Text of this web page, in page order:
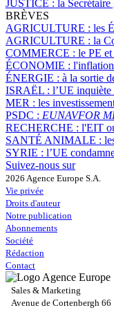
JUSTICE : la
BRÈVES
AGRICULTURE : les
AGRICULTURE : la
COMMERCE : le PE
ÉCONOMIE : l'inflation
ÉNERGIE : à la sortie
ISRAËL : l’UE inquiète
MER : les
PSDC : EUNAVFOR
RECHERCHE : l'EIT
SANTÉ ANIMALE :
SYRIE : l’UE
Suivez-nous sur
2026 Agence Europe S.A.
Vie privée
Droits d'auteur
Notre publication
Abonnements
Société
Rédaction
Contact
Sales & Marketing
Avenue de Cortenbergh 66